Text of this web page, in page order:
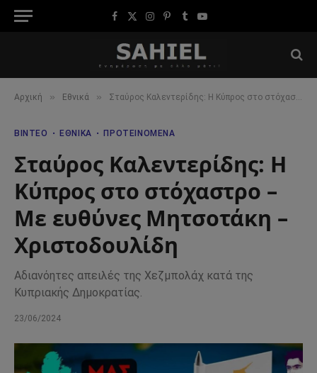
Facebook
X
Instagram
Pinterest
TumblrYouTube
Αρχική » Εθνικά » Σταύρος Καλεντερίδης: Η Κύπρος στο στόχαστρο – Με ευθύνες Μητσοτάκη – Χριστοδουλίδη
ΒΊΝΤΕΟ ΕΘΝΙΚΆ ΠΡΟΤΕΙΝΌΜΕΝΑ
Σταύρος Καλεντερίδης: Η
Κύπρος στο στόχαστρο –
Με ευθύνες Μητσοτάκη –
Χριστοδουλίδη
Αδιανόητες απειλές της Χεζμπολάχ κατά της
Κυπριακής Δημοκρατίας.
23/06/2024